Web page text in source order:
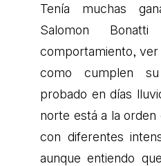
Tenía muchas
Salomon
comportamiento,
como cumplen
probado en días
norte está a la
con diferentes
aunque entiendo